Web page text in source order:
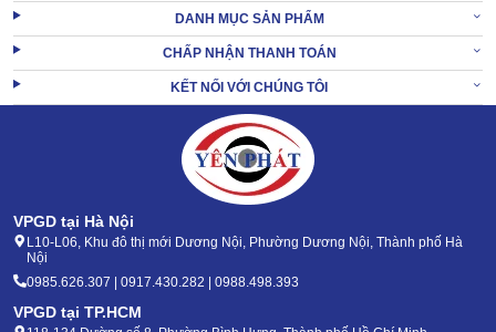
DANH MỤC SẢN PHẨM
CHẤP NHẬN THANH TOÁN
KẾT NỐI VỚI CHÚNG TÔI
VPGD tại Hà Nội
L10-L06, Khu đô thị mới Dương Nội, Phường Dương Nội, Thành phố Hà
Nội
0985.626.307 | 0917.430.282 | 0988.498.393
VPGD tại TP.HCM